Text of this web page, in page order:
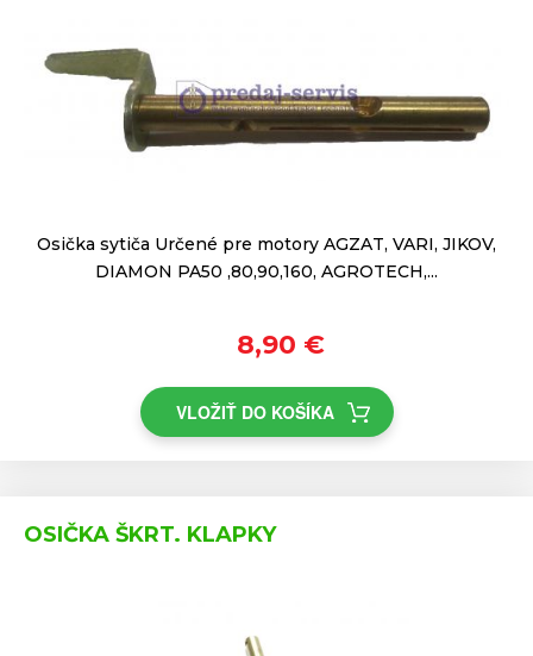
Osička sytiča Určené pre motory AGZAT, VARI, JIKOV,
DIAMON PA50 ,80,90,160, AGROTECH,...
8,90 €
VLOŽIŤ DO KOŠÍKA
OSIČKA ŠKRT. KLAPKY